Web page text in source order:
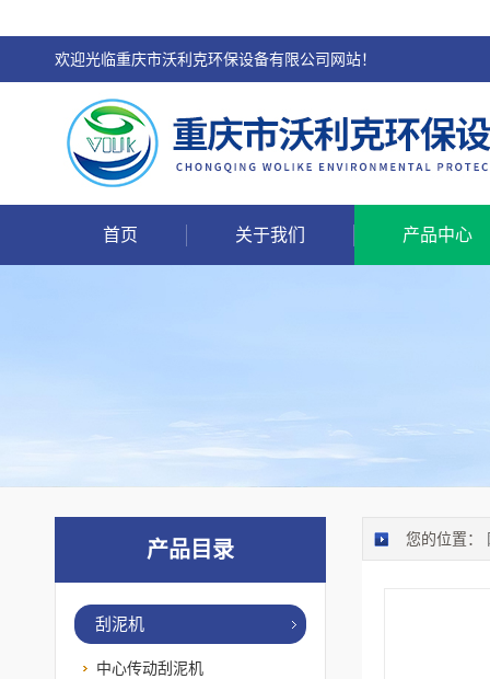
欢迎光临重庆市沃利克环保设备有限公司网站！
首页 关于我们 产品中心
您的位置：
产品目录
刮泥机
中心传动刮泥机